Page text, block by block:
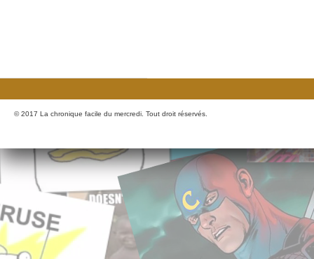
© 2017 La chronique facile du mercredi. Tout droit réservés.